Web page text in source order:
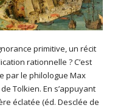
primitive, un récit
rationnelle ? C’est
par le philologue Max
Tolkien. En s’appuyant
éclatée (éd. Desclée de